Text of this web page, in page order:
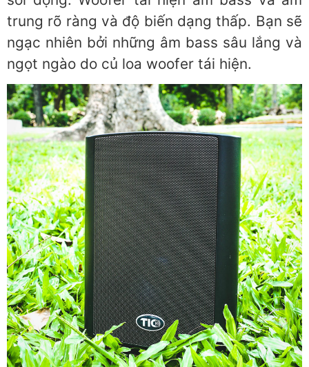
trung rõ ràng và độ biến dạng thấp. Bạn sẽ
ngạc nhiên bởi những âm bass sâu lắng và
ngọt ngào do củ loa woofer tái hiện.